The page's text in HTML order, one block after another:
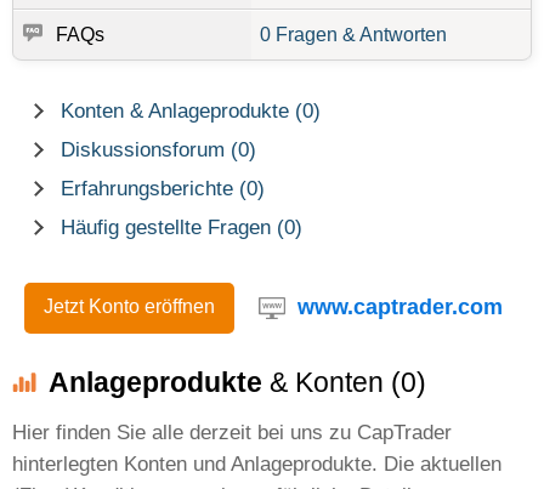
FAQs 0 Fragen & Antworten
Konten & Anlageprodukte (0)
Diskussionsforum (0)
Erfahrungsberichte (0)
Häufig gestellte Fragen (0)
Jetzt Konto eröffnen www.captrader.com
Anlageprodukte & Konten (0)
Hier finden Sie alle derzeit bei uns zu CapTrader
hinterlegten Konten und Anlageprodukte. Die aktuellen